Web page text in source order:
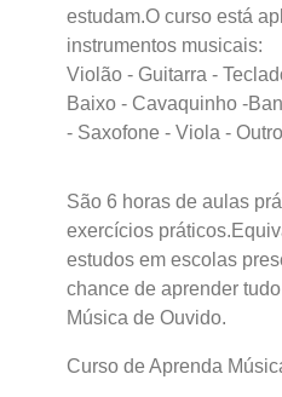
estudam.O curso está
instrumentos musicais:
Violão - Guitarra -
Baixo - Cavaquinho -
- Saxofone - Viola -
São 6 horas de aulas
exercícios
estudos em escolas
chance de aprender
Música de Ouvido.
Curso de Aprenda